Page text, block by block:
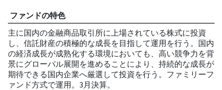
ファンドの特色
主に国内の金融商品取引所に上場されている株式に投資
し、信託財産の積極的な成長を目指して運用を行う。国内
の経済成長が成熟化する環境においても、高い競争力を背
景にグローバル展開を進めることにより、持続的な成長が
期待できる国内企業へ厳選して投資を行う。ファミリーフ
ァンド方式で運用。3月決算。